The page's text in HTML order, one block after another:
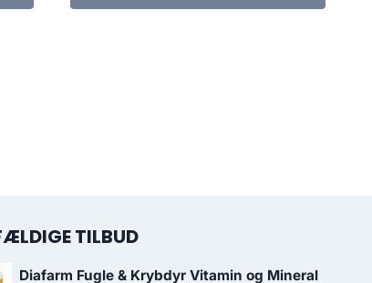
TILBUD
Diafarm Fugle & Krybdyr Vitamin og Mineral